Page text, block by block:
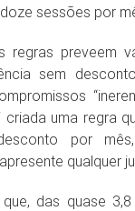
sessões por
regras preveem
sem
criada uma regra
por
qualquer
das quase